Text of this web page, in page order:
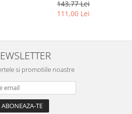
143,77 Lei
111,00 Lei
si promotiile noastre